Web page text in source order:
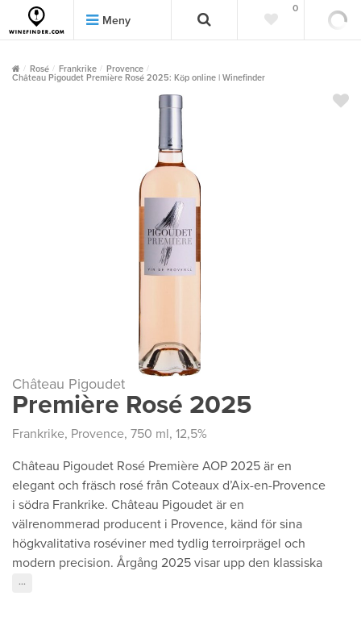
Meny
0
Rosé Frankrike
Provence
Château Pigoudet Première Rosé 2025: Köp online | Winefinder
Château Pigoudet
Première Rosé 2025
Frankrike, Provence, 750 ml, 12,5%
Château Pigoudet Rosé Première AOP 2025 är en
elegant och fräsch rosé från Coteaux d’Aix-en-Provence
i södra Frankrike. Château Pigoudet är en
välrenommerad producent i Provence, känd för sina
högkvalitativa roséviner med tydlig terroirprägel och
modern precision. Årgång 2025 visar upp den klassiska
···
""